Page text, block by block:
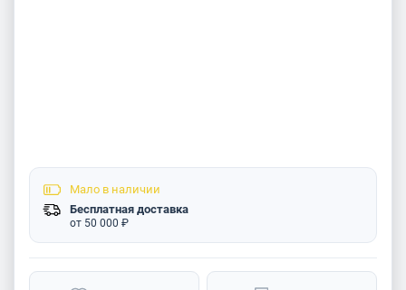
Мало в наличии
Бесплатная доставка
от 50 000 ₽